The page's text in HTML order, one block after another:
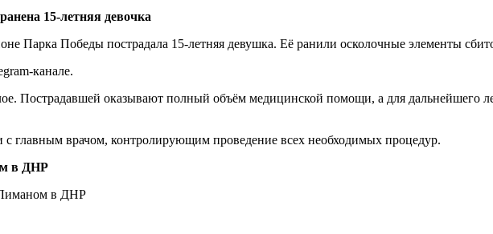
15-летняя девочка
Парка Победы пострадала 15-летняя девушка. Её ранили осколочные элементы
канале.
Пострадавшей оказывают полный объём медицинской помощи, а для дальнейшего
с главным врачом, контролирующим проведение всех необходимых процедур.
в ДНР
Лиманом в ДНР